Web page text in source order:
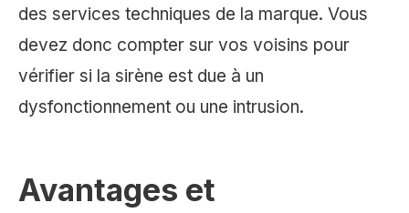
des services techniques de la marque. Vous
devez donc compter sur vos voisins pour
vérifier si la sirène est due à un
dysfonctionnement ou une intrusion.
Avantages et